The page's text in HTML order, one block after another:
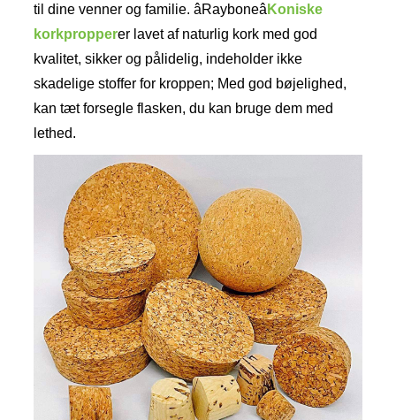
til dine venner og familie. âRayboneâ Koniske
korkpropperer lavet af naturlig kork med god
kvalitet, sikker og pålidelig, indeholder ikke
skadelige stoffer for kroppen; Med god bøjelighed,
kan tæt forsegle flasken, du kan bruge dem med
lethed.